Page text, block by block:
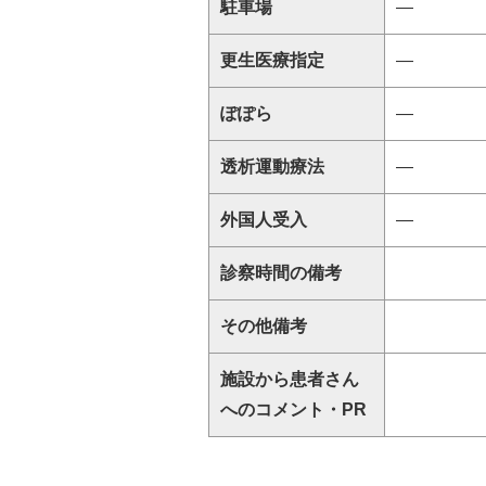
駐車場 ―
更生医療指定 ―
ぽぽら ―
透析運動療法 ―
外国人受入 ―
診察時間の備考
その他備考
施設から患者さん
へのコメント・PR